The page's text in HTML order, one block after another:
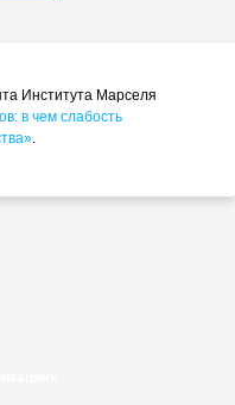
Института Марселя
в чем слабость
.